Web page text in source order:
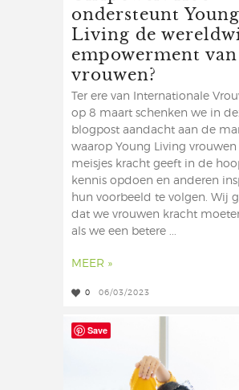
ondersteunt Young
Living de
empowerment van
vrouwen?
Ter ere van Internationale
op 8 maart schenken we in
blogpost aandacht aan de
waarop Young Living vrouwen
meisjes kracht geeft in de
kennis opdoen en anderen
hun voorbeeld te volgen. Wij
dat we vrouwen kracht
als we een betere ...
MEER »
0 06/03/2023
Save